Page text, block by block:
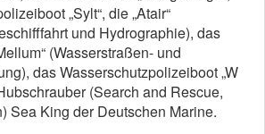
„Sylt“, die „Atair“
und Hydrographie), das
(Wasserstraßen- und
das Wasserschutzpolizeiboot „W
(Search and Rescue,
Sea King der Deutschen Marine.